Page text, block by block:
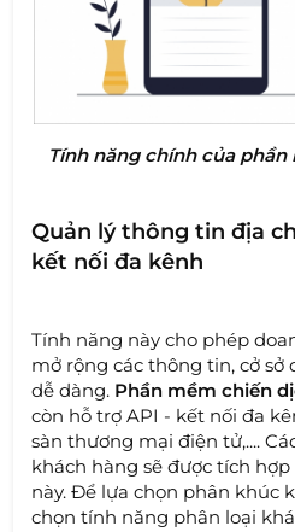
Tính năng chính của
Quản lý thông tin địa
kết nối đa kênh
Tính năng này cho phép
mở rộng các thông tin, cở
dễ dàng. Phần mềm chiến
còn hỗ trợ API - kết nối đa
sàn thương mại điện tử,....
khách hàng sẽ được tích
này. Để lựa chọn phân khúc
chọn tính năng phân loại